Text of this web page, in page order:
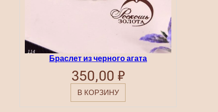
Браслет из черного агата
350,00₽
В КОРЗИНУ